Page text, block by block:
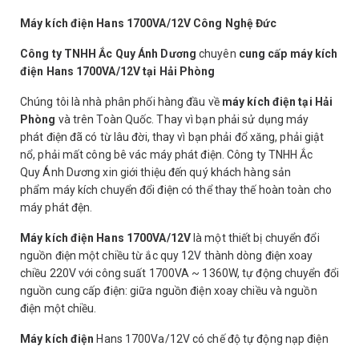
Máy kích điện Hans 1700VA/12V Công Nghệ Đức
Công ty TNHH Ắc Quy Ánh Dương chuyên cung cấp máy kích
điện Hans 1700VA/12V tại Hải Phòng
Chúng tôi là nhà phân phối hàng đầu về máy kích điện tại Hải
Phòng và trên Toàn Quốc. Thay vì bạn phải sử dụng máy
phát điện đã có từ lâu đời, thay vì bạn phải đổ xăng, phải giật
nổ, phải mất công bê vác máy phát điện. Công ty TNHH Ắc
Quy Ánh Dương xin giới thiệu đến quý khách hàng sản
phẩm máy kích chuyển đổi điện có thể thay thế hoàn toàn cho
máy phát đện.
Máy kích điện Hans 1700VA/12Vlà một thiết bị chuyển đổi
nguồn điện một chiều từ ắc quy 12V thành dòng điện xoay
chiều 220V với công suất 1700VA ~ 1360W, tự động chuyển đổi
nguồn cung cấp điện: giữa nguồn điện xoay chiều và nguồn
điện một chiều.
Máy kích điện Hans 1700Va/12V có chế độ tự động nạp điện